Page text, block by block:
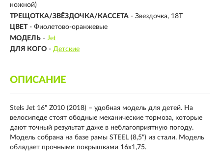
ножной)
ТРЕЩОТКА/ЗВЁЗДОЧКА/КАССЕТА - Звездочка, 18Т
ЦВЕТ - Фиолетово-оранжевые
МОДЕЛЬ - Jet
ДЛЯ КОГО - Детские
ОПИСАНИЕ
Stels Jet 16" Z010 (2018) – удобная модель для детей. На
велосипеде стоят ободные механические тормоза, которые
дают точный результат даже в неблагоприятную погоду.
Модель собрана на базе рамы STEEL (8,5") из стали. Модель
обладает прочными покрышками 16х1,75.